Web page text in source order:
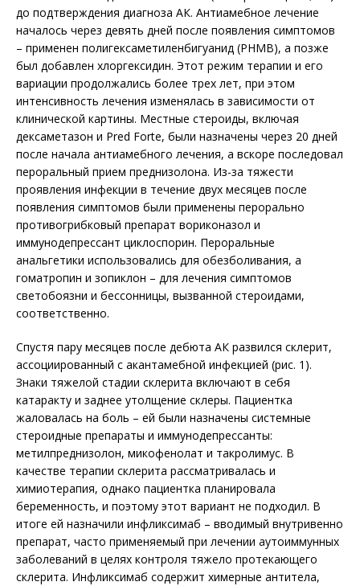
до подтверждения диагноза АК. Антиамебное лечение
началось через девять дней после появления симптомов
– применен полигексаметиленбигуанид (PHMB), а позже
был добавлен хлоргексидин. Этот режим терапии и его
вариации продолжались более трех лет, при этом
интенсивность лечения изменялась в зависимости от
клинической картины. Местные стероиды, включая
дексаметазон и Pred Forte, были назначены через 20 дней
после начала антиамебного лечения, а вскоре последовал
пероральный прием преднизолона. Из-за тяжести
проявления инфекции в течение двух месяцев после
появления симптомов были применены перорально
противогрибковый препарат вориконазол и
иммунодепрессант циклоспорин. Пероральные
анальгетики использовались для обезболивания, а
гоматропин и зопиклон – для лечения симптомов
светобоязни и бессонницы, вызванной стероидами,
соответственно.
Спустя пару месяцев после дебюта АК развился склерит,
ассоциированный с акантамебной инфекцией (рис. 1).
Знаки тяжелой стадии склерита включают в себя
катаракту и заднее утолщение склеры. Пациентка
жаловалась на боль – ей были назначены системные
стероидные препараты и иммунодепрессанты:
метилпреднизолон, микофенолат и такролимус. В
качестве терапии склерита рассматривалась и
химиотерапия, однако пациентка планировала
беременность, и поэтому этот вариант не подходил. В
итоге ей назначили инфликсимаб – вводимый внутривенно
препарат, часто применяемый при лечении аутоиммунных
заболеваний в целях контроля тяжело протекающего
склерита. Инфликсимаб содержит химерные антитела,